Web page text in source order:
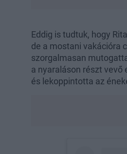
Eddig is tudtuk, hogy
de a mostani vakációra
szorgalmasan
a nyaraláson részt vevő
és lekoppintotta az